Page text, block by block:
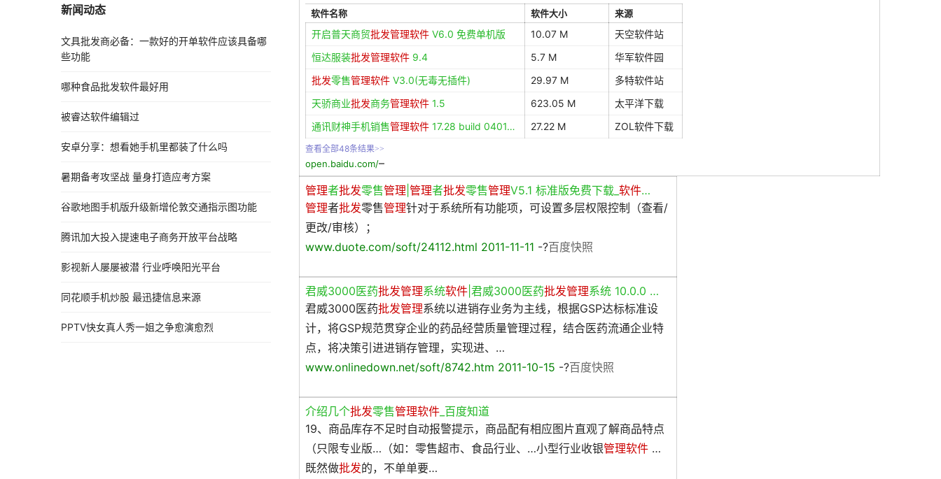
软件名称
软件大小 来源
开启普天商贸批发管理软件 V6.0 免费单机版 10.07 M
天空软件站
恒达服装批发管理软件 9.4 5.7 M
华军软件园
批发零售管理软件 V3.0(无毒无插件) 29.97 M
多特软件站
天骄商业批发商务管理软件 1.5 623.05 M
太平洋下载
通讯财神手机销售管理软件 17.28 build 0401… 27.22 M ZOL软件下载
查看全部48条结果>>
open.baidu.com/–
管理者批发零售管理 管理者批发零售管理V5.1 标准版免费下载_ 软件…
管理者批发零售管理针对于系统所有功能项，可设置多层权限控制（查看/
更改/审核）；
www.duote.com/soft/24112.html 2011-11-11 -?百度快照
君威3000医药批发管理系统软件 |君威3000医药批发管理系统 10.0.0 …
君威3000医药批发管理系统以进销存业务为主线，根据GSP达标标准设
计，将GSP规范贯穿企业的药品经营质量管理过程，结合医药流通企业特
点，将决策引进进销存管理，实现进、…
www.onlinedown.net/soft/8742.htm 2011-10-15 -?百度快照
介绍几个批发零售管理软件 _百度知道
19、商品库存不足时自动报警提示，商品配有相应图片直观了解商品特点
（只限专业版…（如：零售超市、食品行业、…小型行业收银管理软件 …
既然做批发的，不单单要…
新闻动态
文具批发商必备：一款好的开单软件应该具备哪
些功能
哪种食品批发软件最好用
被睿达软件编辑过
安卓分享：想看她手机里都装了什么吗
暑期备考攻坚战 量身打造应考方案
谷歌地图手机版升级新增伦敦交通指示图功能
腾讯加大投入提速电子商务开放平台战略
影视新人屡屡被潜 行业呼唤阳光平台
同花顺手机炒股 最迅捷信息来源
PPTV快女真人秀一姐之争愈演愈烈